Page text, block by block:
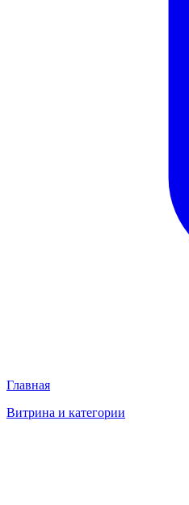
Главная
Витрина и категории